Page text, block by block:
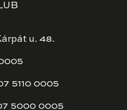
u. 48.
5110 0005
5000 0005